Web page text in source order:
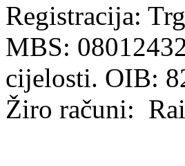
Registracija:
MBS:
cijelosti. OIB:
Žiro računi: